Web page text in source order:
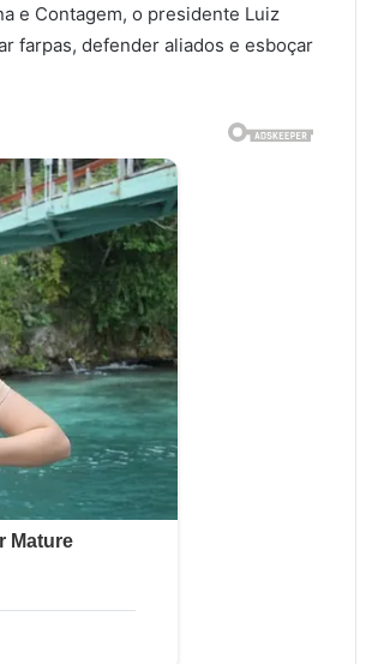
e Contagem, o presidente Luiz
farpas, defender aliados e esboçar